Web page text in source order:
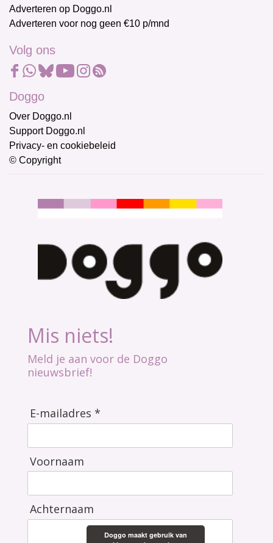
Adverteren op Doggo.nl
Adverteren voor nog geen €10 p/mnd
Volg ons
Doggo
Over Doggo.nl
Support Doggo.nl
Privacy- en cookiebeleid
© Copyright
Mis niets!
Meld je aan voor de Doggo
nieuwsbrief!
E-mailadres *
Voornaam
Achternaam
Doggo maakt gebruik van